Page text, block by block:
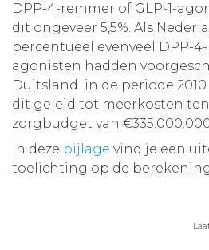
DPP-4-remmer of GLP-1-
dit ongeveer 5,5%. Als
percentueel evenveel DPP-
agonisten hadden
Duitsland in de periode 2010
dit geleid tot meerkosten
zorgbudget van
In deze bijlage vind je een
toelichting op de